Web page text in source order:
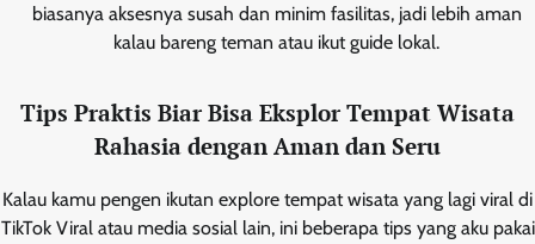
biasanya aksesnya susah dan minim fasilitas, jadi lebih aman
kalau bareng teman atau ikut guide lokal.
Tips Praktis Biar Bisa Eksplor Tempat Wisata
Rahasia dengan Aman dan Seru
Kalau kamu pengen ikutan explore tempat wisata yang lagi viral di
TikTok Viral atau media sosial lain, ini beberapa tips yang aku pakai